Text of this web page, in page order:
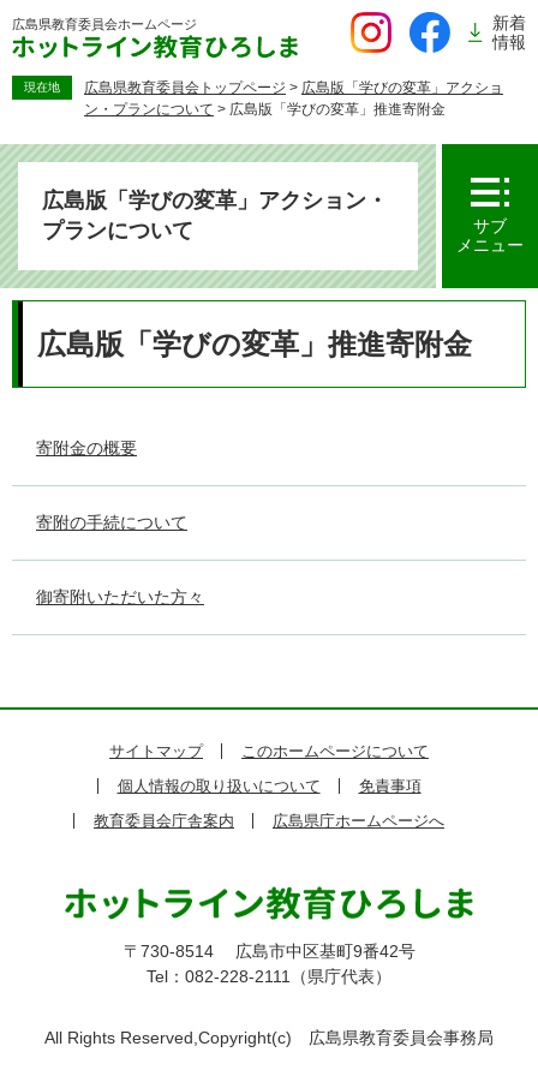
ー
広島県教育委員会ホームページ
新着
情報
現在地 広島県教育委員会トップページ > 広島版「学びの変革」アクショ
ン・プランについて > 広島版「学びの変革」推進寄附金
広島版「学びの変革」アクション・
プランについて
サブ
メニュー
広島版「学びの変革」推進寄附金
寄附金の概要
寄附の手続について
御寄附いただいた方々
サイトマップ
このホームページについて
個人情報の取り扱いについて
免責事項
教育委員会庁舎案内
広島県庁ホームページへ
〒730-8514
広島市中区基町9番42号
Tel：082-228-2111（県庁代表）
All Rights Reserved,Copyright(c) 広島県教育委員会事務局